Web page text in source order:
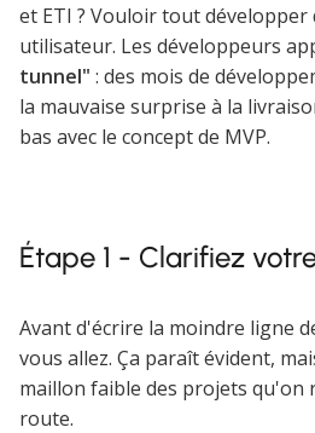
et ETI ? Vouloir tout
utilisateur. Les développeurs
tunnel" : des mois de
la mauvaise surprise à la
bas avec le concept de MVP.
Étape 1 - Clarifiez
Avant d'écrire la moindre ligne
vous allez. Ça paraît évident,
maillon faible des projets qu'on
route.